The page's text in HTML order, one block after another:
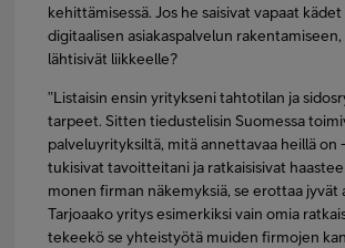
kehittämisessä. Jos he saisivat vapaat kädet
digitaalisen asiakaspalvelun
lähtisivät liikkeelle?
”Listaisin ensin yritykseni tahtotilan ja
tarpeet. Sitten tiedustelisin Suomessa
palveluyrityksiltä, mitä annettavaa heillä on
tukisivat tavoitteitani ja ratkaisisivat
monen firman näkemyksiä, se erottaa jyvät
Tarjoaako yritys esimerkiksi vain omia
tekeekö se yhteistyötä muiden firmojen